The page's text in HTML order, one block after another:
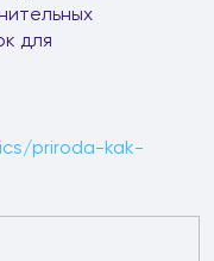
для
priroda-kak-